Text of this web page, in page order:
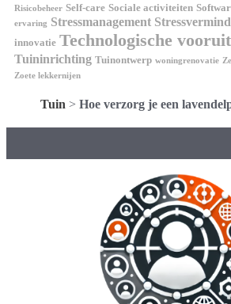
Risicobeheer Self-care Sociale activiteiten
ervaring Stressmanagement
innovatie Technologische
Tuininrichting Tuinontwerp woningrenovatie
Zoete lekkernijen
Tuin > Hoe verzorg je een